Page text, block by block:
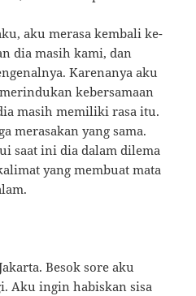
aku merasa kembali ke-
dia masih kami, dan
Karenanya aku
kebersamaan
masih memiliki rasa itu.
merasakan yang sama.
saat ini dia dalam dilema
yang membuat mata
Besok sore aku
Aku ingin habiskan sisa